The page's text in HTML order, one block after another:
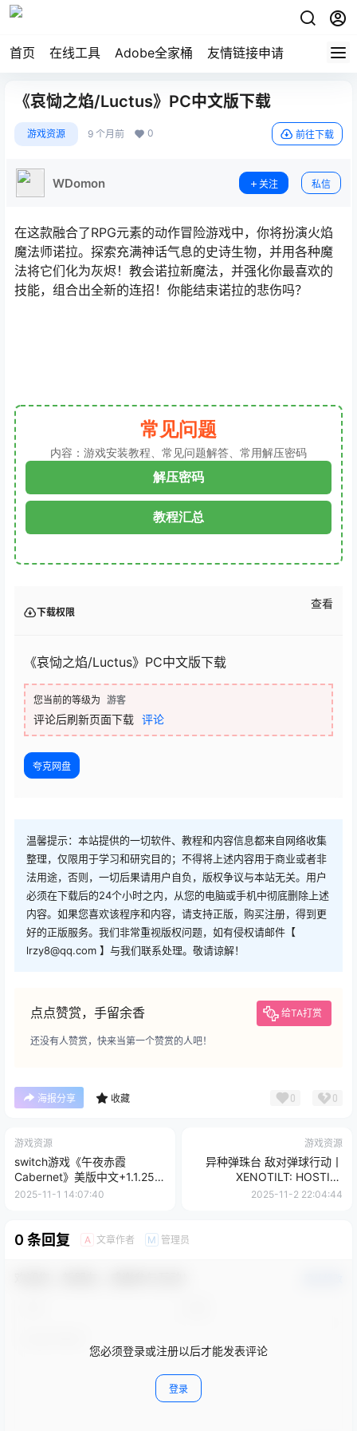
首页 在线工具 Adobe全家桶 友情链接申请
《哀恸之焰/Luctus》PC中文版下载
游戏资源 9 个月前 0 前往下载
WDomon 关注 私信
在这款融合了RPG元素的动作冒险游戏中，你将扮演火焰
魔法师诺拉。探索充满神话气息的史诗生物，并用各种魔
法将它们化为灰烬！教会诺拉新魔法，并强化你最喜欢的
技能，组合出全新的连招！你能结束诺拉的悲伤吗？
常见问题
内容：游戏安装教程、常见问题解答、常用解压密码
解压密码
教程汇总
下载权限
查看
《哀恸之焰/Luctus》PC中文版下载
您当前的等级为 游客
评论后刷新页面下载 评论
夸克网盘
温馨提示：本站提供的一切软件、教程和内容信息都来自网络收集
整理，仅限用于学习和研究目的；不得将上述内容用于商业或者非
法用途，否则，一切后果请用户自负，版权争议与本站无关。用户
必须在下载后的24个小时之内，从您的电脑或手机中彻底删除上述
内容。如果您喜欢该程序和内容，请支持正版，购买注册，得到更
好的正版服务。我们非常重视版权问题，如有侵权请邮件【
lrzy8@qq.com 】与我们联系处理。敬请谅解！
点点赞赏，手留余香 给TA打赏
还没有人赞赏，快来当第一个赞赏的人吧！
海报分享 收藏 0 0
游戏资源
switch游戏《午夜赤霞
Cabernet》美版中文+1.1.25补
丁下载
2025-11-1 14:07:40
游戏资源
异种弹珠台 敌对弹球行动丨
XENOTILT: HOSTILE
PINBALL ACTION
2025-11-2 22:04:44
0 条回复 A 文章作者 M 管理员
您必须登录或注册以后才能发表评论
登录